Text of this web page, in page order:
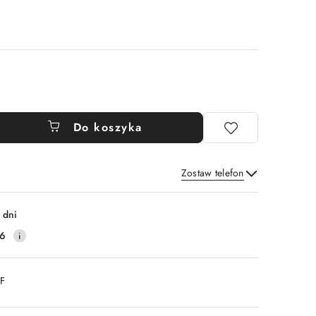
Do koszyka
Zostaw telefon
Wyślij
dni